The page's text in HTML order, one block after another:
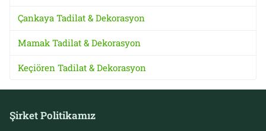
Çankaya Tadilat & Dekorasyon
Mamak Tadilat & Dekorasyon
Keçiören Tadilat & Dekorasyon
Şirket Politikamız